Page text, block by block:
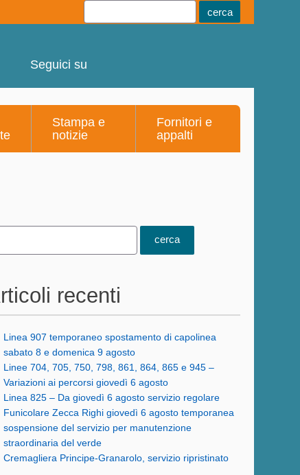
Seguici su
Stampa e
notizie
Fornitori e
appalti
recenti
Linea 907 temporaneo spostamento di capolinea
sabato 8 e domenica 9 agosto
Linee 704, 705, 750, 798, 861, 864, 865 e 945 –
Variazioni ai percorsi giovedì 6 agosto
Linea 825 – Da giovedì 6 agosto servizio regolare
Funicolare Zecca Righi giovedì 6 agosto temporanea
sospensione del servizio per manutenzione
straordinaria del verde
Cremagliera Principe-Granarolo, servizio ripristinato